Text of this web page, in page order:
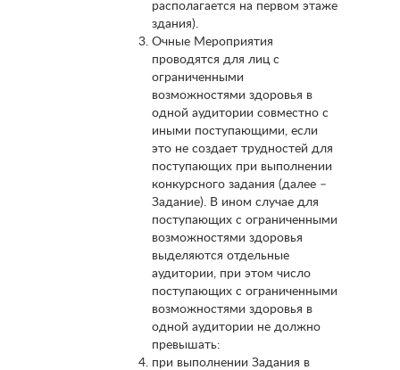
располагается на первом этаже
здания).
Очные Мероприятия
проводятся для лиц с
ограниченными
возможностями здоровья в
одной аудитории совместно с
иными поступающими, если
это не создает трудностей для
поступающих при выполнении
конкурсного задания (далее –
Задание). В ином случае для
поступающих с ограниченными
возможностями здоровья
выделяются отдельные
аудитории, при этом число
поступающих с ограниченными
возможностями здоровья в
одной аудитории не должно
превышать:
при выполнении Задания в